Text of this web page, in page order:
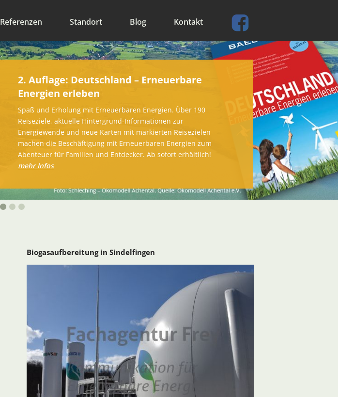
Referenzen Standort Blog Kontakt
2. Auflage: Deutschland – Erneuerbare
Energien erleben
Spaß und Erholung mit Erneuerbaren Energien. Über 190
Reiseziele, aktuelle Hintergrund-Informationen zur
Energiewende und neue Karten mit markierten Reisezielen
machen die Beschäftigung mit Erneuerbaren Energien zum
Abenteuer für Familien und Entdecker. Ab sofort erhältlich!
mehr Infos
Biogasaufbereitung in Sindelfingen